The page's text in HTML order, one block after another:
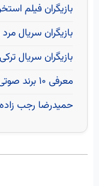
بازیگران فیلم
بازیگران سریال
بازیگران سریال
معرفی 10 برند صوتی سامسونگ ; از JBL تا مارانتز
حمیدرضا رجب‌